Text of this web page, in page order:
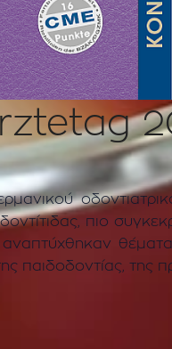
πιο
θέματα
παιδοδοντίας, της